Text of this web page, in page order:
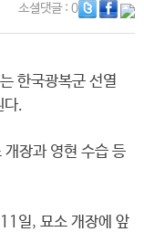
소셜댓글: 0
한국광복군 선열
다.
장과 영현 수습 등
일, 묘소 개장에 앞